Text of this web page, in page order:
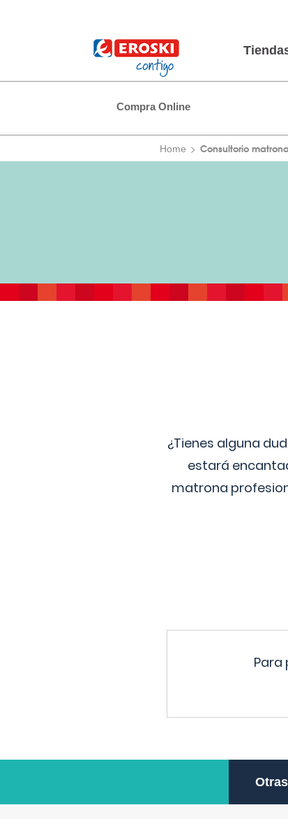
Compra Online
Home Consultorio matrona
¿Tienes alguna
estará
matrona
Para